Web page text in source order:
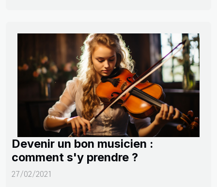
Devenir un bon musicien :
comment s'y prendre ?
27/02/2021